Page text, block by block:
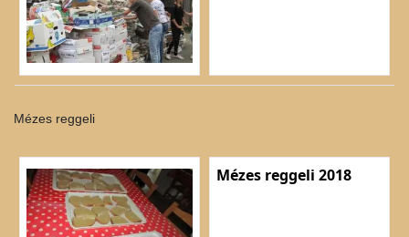
Mézes reggeli
Mézes reggeli 2018